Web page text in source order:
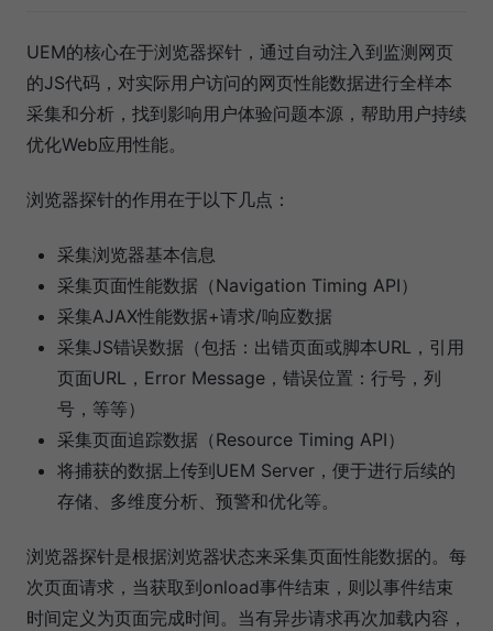
UEM的核心在于浏览器探针，通过自动注入到监测网页
的JS代码，对实际用户访问的网页性能数据进行全样本
采集和分析，找到影响用户体验问题本源，帮助用户持续
优化Web应用性能。
浏览器探针的作用在于以下几点：
采集浏览器基本信息
采集页面性能数据（Navigation Timing API）
采集AJAX性能数据+请求/响应数据
采集JS错误数据（包括：出错页面或脚本URL，引用
页面URL，Error Message，错误位置：行号，列
号，等等）
采集页面追踪数据（Resource Timing API）
将捕获的数据上传到UEM Server，便于进行后续的
存储、多维度分析、预警和优化等。
浏览器探针是根据浏览器状态来采集页面性能数据的。每
次页面请求，当获取到onload事件结束，则以事件结束
时间定义为页面完成时间。当有异步请求再次加载内容，